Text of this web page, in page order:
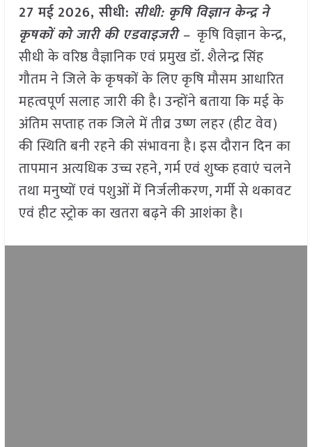
27 मई2026,सीधी: सीधी: कृषि विज्ञान केन्द्र ने
कृषकों को जारी की एडवाइजरी –कृषि विज्ञान केन्द्र,
सीधी के वरिष्ठ वैज्ञानिक एवं प्रमुख डॉ. शैलेन्द्र सिंह
गौतम ने जिले के कृषकों के लिए कृषि मौसम आधारित
महत्वपूर्ण सलाह जारी की है। उन्होंने बताया कि मई के
अंतिम सप्ताह तक जिले में तीव्र उष्ण लहर (हीट वेव)
की स्थिति बनी रहने की संभावना है। इस दौरान दिन का
तापमान अत्यधिक उच्च रहने, गर्म एवं शुष्क हवाएं चलने
तथा मनुष्यों एवं पशुओं में निर्जलीकरण, गर्मी से थकावट
एवं हीट स्ट्रोक का खतरा बढ़ने की आशंका है।